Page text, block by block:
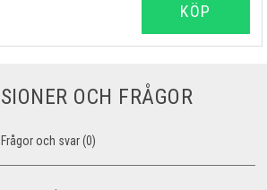
KÖP
OCH FRÅGOR
Frågor och svar (0)